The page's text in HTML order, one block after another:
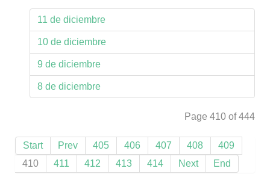
11 de diciembre
10 de diciembre
9 de diciembre
8 de diciembre
Page 410 of 444
Start Prev 405 406 407 408
409
410
411 412 413 414 Next End